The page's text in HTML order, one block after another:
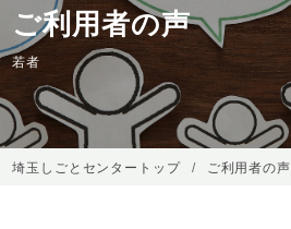
ご利用者の声
若者
埼玉しごとセンタートップ ご利用者の声